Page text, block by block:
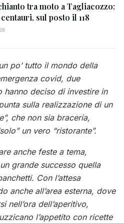
tra moto a Tagliacozzo:
sul posto il 118
po’ tutto il mondo della
covid, due
hanno deciso di investire in
sulla realizzazione di un
che non sia braceria,
un vero “ristorante”.
anche feste a tema,
grande successo quella
Con l’attesa
anche all’area esterna, dove
nell’ora dell’aperitivo,
l’appetito con ricette